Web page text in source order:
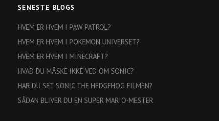
SENESTE BLOGS
HVEM ER HVEM I PAW PATROL?
HVEM ER HVEM I POKEMON UNIVERSET?
HVEM ER HVEM I MINECRAFT?
HVAD DU MÅSKE IKKE VED OM SONIC?
HAR DU SET SONIC THE HEDGEHOG FILMEN?
SÅDAN BLIVER DU EN SUPER MARIO-MESTER